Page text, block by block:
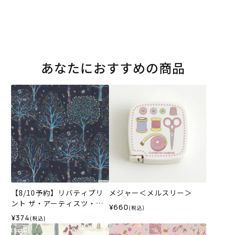
あなたにおすすめの商品
【8/10予約】リバティプリ
ント ザ・アーティスツ・ツ
リー＜14N＞生地 （ホビー
ラホビーレオリジナル）202
¥374 (税込)
メジャー＜メルスリー＞
¥660 (税込)